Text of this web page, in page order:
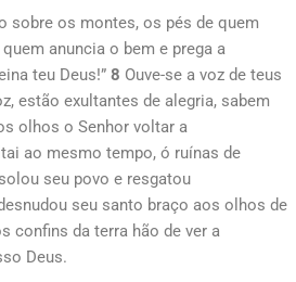
sobre os montes, os pés de quem
anuncia o bem e prega a
teu Deus!” 8 Ouve-se a voz de teus
estão exultantes de alegria, sabem
olhos o Senhor voltar a
ao mesmo tempo, ó ruínas de
seu povo e resgatou
seu santo braço aos olhos de
confins da terra hão de ver a
Deus.